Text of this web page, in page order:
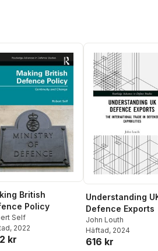
British
Policy
Self
, 2022
kr
Understanding
Defence Exports
John Louth
Häftad, 2024
616 kr